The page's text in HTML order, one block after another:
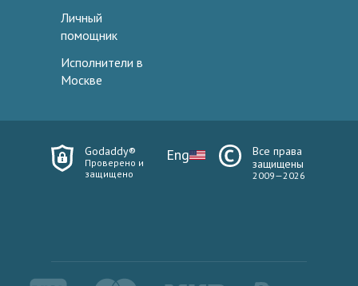
Личный
помощник
Исполнители в
Москве
Godaddy®
Проверено и
защищено
Eng
Все права
защищены
2009—2026